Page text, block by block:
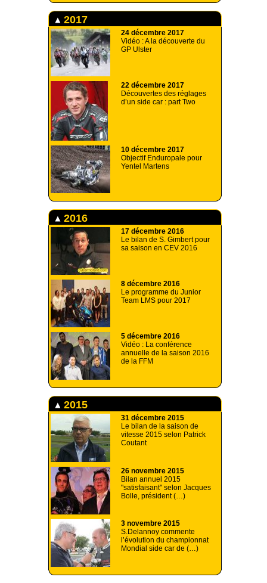
2017
24 décembre 2017
Vidéo : A la découverte du
GP Ulster
22 décembre 2017
Découvertes des réglages
d’un side car : part Two
10 décembre 2017
Objectif Enduropale pour
Yentel Martens
2016
17 décembre 2016
Le bilan de S. Gimbert pour
sa saison en CEV 2016
8 décembre 2016
Le programme du Junior
Team LMS pour 2017
5 décembre 2016
Vidéo : La conférence
annuelle de la saison 2016
de la FFM
2015
31 décembre 2015
Le bilan de la saison de
vitesse 2015 selon Patrick
Coutant
26 novembre 2015
Bilan annuel 2015
"satisfaisant" selon Jacques
Bolle, président (…)
3 novembre 2015
S.Delannoy commente
l’évolution du championnat
Mondial side car de (…)